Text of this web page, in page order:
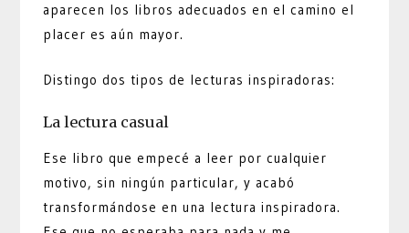
aparecen los libros adecuados en el camino el
placer es aún mayor.
Distingo dos tipos de lecturas inspiradoras:
La lectura casual
Ese libro que empecé a leer por cualquier
motivo, sin ningún particular, y acabó
transformándose en una lectura inspiradora.